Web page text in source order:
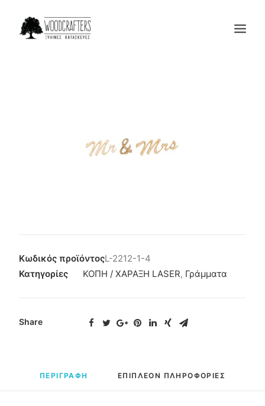
Κωδικός προϊόντοςL-2212-1-4
Κατηγορίες
ΚΟΠΗ / ΧΑΡΑΞΗ LASER, Γράμματα
Share
ΠΕΡΙΓΡΑΦΗ ΕΠΙΠΛΕΟΝ ΠΛΗΡΟΦΟΡΙΕΣ